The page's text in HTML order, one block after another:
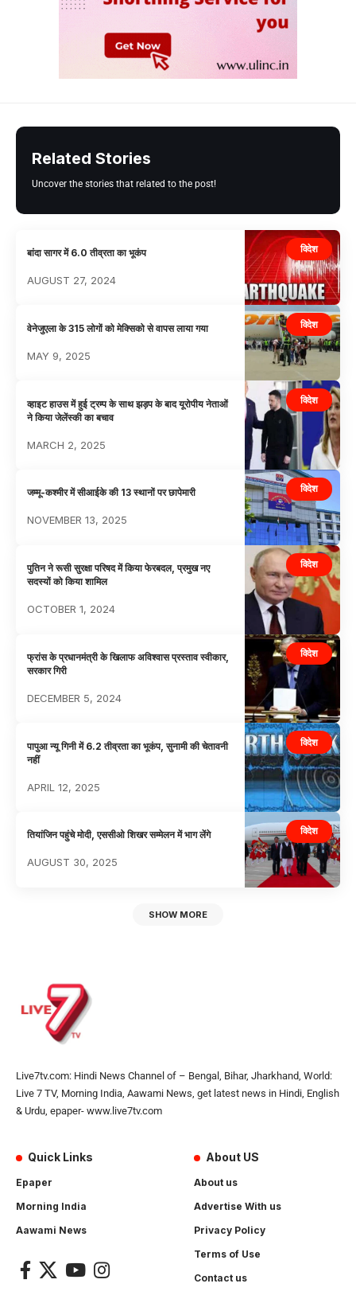
Related Stories
Uncover the stories that related to the post!
विदेश
बांदा सागर में 6.0 तीव्रता का भूकंप
AUGUST 27, 2024
विदेश
वेनेजुएला के 315 लोगों को मेक्सिको से वापस लाया गया
MAY 9, 2025
विदेश
व्हाइट हाउस में हुई ट्रम्प के साथ झड़प के बाद यूरोपीय नेताओं
ने किया जेलेंस्की का बचाव
MARCH 2, 2025
विदेश
जम्मू-कश्मीर में सीआईके की 13 स्थानों पर छापेमारी
NOVEMBER 13, 2025
विदेश
पुतिन ने रूसी सुरक्षा परिषद में किया फेरबदल, प्रमुख नए
सदस्यों को किया शामिल
OCTOBER 1, 2024
विदेश
फ्रांस के प्रधानमंत्री के खिलाफ अविश्वास प्रस्ताव स्वीकार,
सरकार गिरी
DECEMBER 5, 2024
विदेश
पापुआ न्यू गिनी में 6.2 तीव्रता का भूकंप, सुनामी की चेतावनी
नहीं
APRIL 12, 2025
विदेश
तियांजिन पहुंचे मोदी, एससीओ शिखर सम्मेलन में भाग लेंगे
AUGUST 30, 2025
SHOW MORE
Live7tv.com: Hindi News Channel of – Bengal, Bihar, Jharkhand, World:
Live 7 TV, Morning India, Aawami News, get latest news in Hindi, English
& Urdu, epaper- www.live7tv.com
Quick Links
Epaper
Morning India
Aawami News
About US
About us
Advertise With us
Privacy Policy
Terms of Use
Contact us